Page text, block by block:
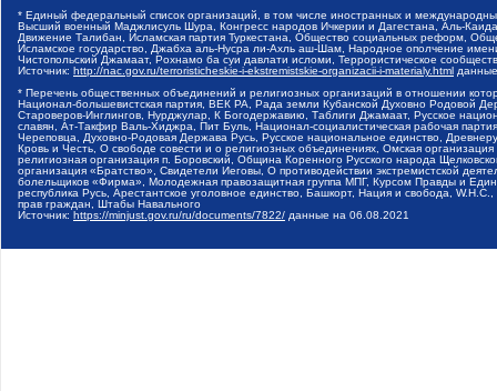
* Единый федеральный список организаций, в том числе иностранных и
Высший военный Маджлисуль Шура, Конгресс народов Ичкерии и Дагестана, Аль-
Движение Талибан, Исламская партия Туркестана, Общество социальных реформ,
Исламское государство, Джабха аль-Нусра ли-Ахль аш-Шам, Народное ополчение
Чистопольский Джамаат, Рохнамо ба суи давлати исломи, Террористическое
Источник: http://nac.gov.ru/terroristicheskie-i-ekstremistskie-organizacii-i-materialy.html
* Перечень общественных объединений и религиозных организаций в отношении
Национал-большевистская партия, ВЕК РА, Рада земли Кубанской Духовно Родовой
Староверов-Инглингов, Нурджулар, К Богодержавию, Таблиги Джамаат, Русское
славян, Ат-Такфир Валь-Хиджра, Пит Буль, Национал-социалистическая рабочая
Череповца, Духовно-Родовая Держава Русь, Русское национальное единство,
Кровь и Честь, О свободе совести и о религиозных объединениях, Омская
религиозная организация п. Боровский, Община Коренного Русского народа
организация «Братство», Свидетели Иеговы, О противодействии экстремистской
болельщиков «Фирма», Молодежная правозащитная группа МПГ, Курсом Правды и
республика Русь, Арестантское уголовное единство, Башкорт, Нация и свобода,
прав граждан, Штабы Навального
Источник: https://minjust.gov.ru/ru/documents/7822/ данные на 06.08.2021